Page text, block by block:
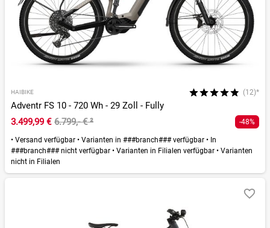
HAIBIKE (12)*
Adventr FS 10 - 720 Wh - 29 Zoll - Fully
3.499,99 € 6.799,- €² -48%
• Versand verfügbar • Varianten in ###branch### verfügbar • In
###branch### nicht verfügbar • Varianten in Filialen verfügbar • Varianten
nicht in Filialen